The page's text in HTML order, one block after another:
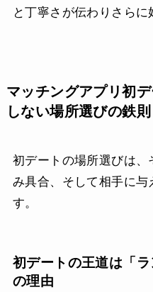
と丁寧さが伝わりさらに
マッチングアプリ初
しない場所選びの鉄則
初デートの場所選びは
み具合、そして相手に与
す。
初デートの王道は「
の理由